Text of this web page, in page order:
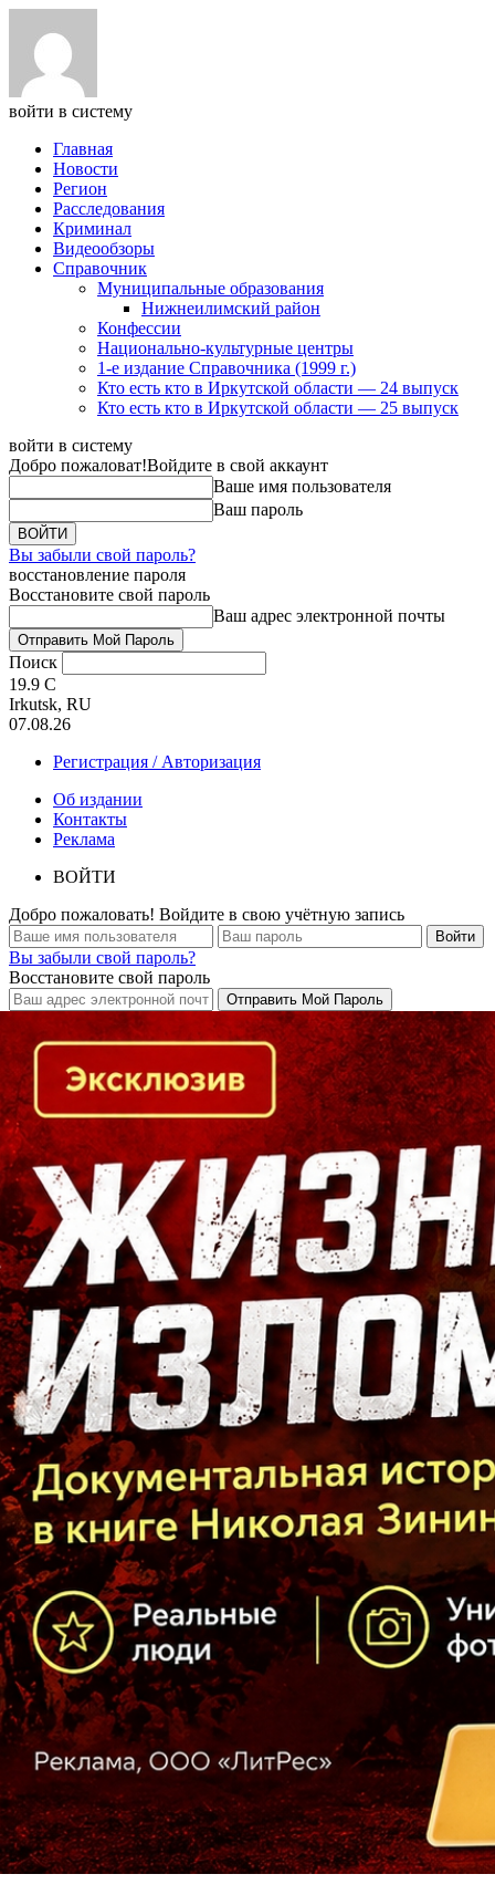
войти в систему
Главная
Новости
Регион
Расследования
Криминал
Видеообзоры
Справочник
Муниципальные образования
Нижнеилимский район
Конфессии
Национально-культурные центры
1-е издание Справочника (1999 г.)
Кто есть кто в Иркутской области — 24 выпуск
Кто есть кто в Иркутской области — 25 выпуск
войти в систему
Добро пожаловат!Войдите в свой аккаунт
Ваше имя пользователя
Ваш пароль
Вы забыли свой пароль?
восстановление пароля
Восстановите свой пароль
Ваш адрес электронной почты
Поиск
19.9 C
Irkutsk, RU
07.08.26
Регистрация / Авторизация
Об издании
Контакты
Реклама
ВОЙТИ
Добро пожаловать! Войдите в свою учётную запись
Вы забыли свой пароль?
Восстановите свой пароль
Кто есть кто в Байкальском регионе